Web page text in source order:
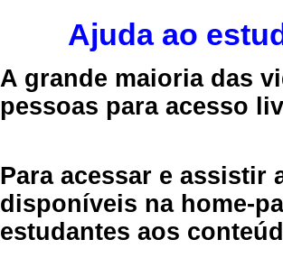
Ajuda ao
A grande maioria das
pessoas para acesso
Para acessar e assistir
disponíveis na home-
estudantes aos